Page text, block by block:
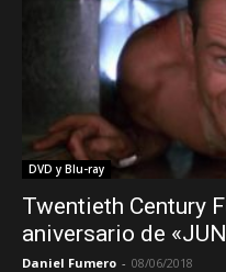
DVD y Blu-ray
Twentieth Century
aniversario de
Daniel Fumero - 08/06/2018